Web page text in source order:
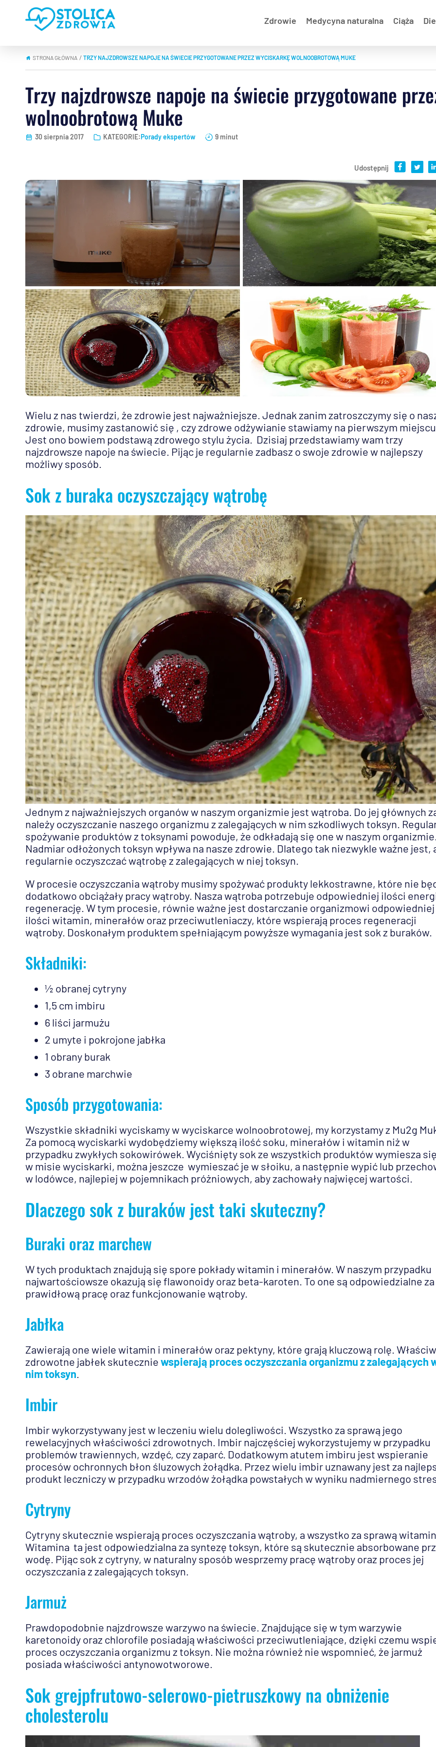
Zdrowie Medycyna naturalna Ciąża
STRONA GŁÓWNA | TRZY NAJZDROWSZE NAPOJE NA ŚWIECIE PRZYGOTOWANE PRZEZ WYCISKARKĘ WOLNOOBROTOWĄ MUKE
Trzy najzdrowsze napoje na świecie przygotowane
wolnoobrotową Muke
30 sierpnia 2017 KATEGORIE:Porady ekspertów 9 minut
Udostępnij
Wielu z nas twierdzi, że zdrowie jest najważniejsze. Jednak zanim zatroszczymy się o
zdrowie, musimy zastanowić się , czy zdrowe odżywianie stawiamy na pierwszym miejscu.
Jest ono bowiem podstawą zdrowego stylu życia. Dzisiaj przedstawiamy wam trzy
najzdrowsze napoje na świecie. Pijąc je regularnie zadbasz o swoje zdrowie w najlepszy
możliwy sposób.
Sok z buraka oczyszczający wątrobę
Jednym z najważniejszych organów w naszym organizmie jest wątroba. Do jej głównych
należy oczyszczanie naszego organizmu z zalegających w nim szkodliwych toksyn.
spożywanie produktów z toksynami powoduje, że odkładają się one w naszym organizmie.
Nadmiar odłożonych toksyn wpływa na nasze zdrowie. Dlatego tak niezwykle ważne jest,
regularnie oczyszczać wątrobę z zalegających w niej toksyn.
W procesie oczyszczania wątroby musimy spożywać produkty lekkostrawne, które nie
dodatkowo obciążały pracy wątroby. Nasza wątroba potrzebuje odpowiedniej ilości
regenerację. W tym procesie, równie ważne jest dostarczanie organizmowi odpowiedniej
ilości witamin, minerałów oraz przeciwutleniaczy, które wspierają proces regeneracji
wątroby. Doskonałym produktem spełniającym powyższe wymagania jest sok z buraków.
Składniki:
½ obranej cytryny
1,5 cm imbiru
6 liści jarmużu
2 umyte i pokrojone jabłka
1 obrany burak
3 obrane marchwie
Sposób przygotowania:
Wszystkie składniki wyciskamy w wyciskarce wolnoobrotowej, my korzystamy z Mu2g
Za pomocą wyciskarki wydobędziemy większą ilość soku, minerałów i witamin niż w
przypadku zwykłych sokowirówek. Wyciśnięty sok ze wszystkich produktów wymiesza
w misie wyciskarki, można jeszcze wymieszać je w słoiku, a następnie wypić lub
w lodówce, najlepiej w pojemnikach próżniowych, aby zachowały najwięcej wartości.
Dlaczego sok z buraków jest taki skuteczny?
Buraki oraz marchew
W tych produktach znajdują się spore pokłady witamin i minerałów. W naszym przypadku
najwartościowsze okazują się flawonoidy oraz beta-karoten. To one są odpowiedzialne za
prawidłową pracę oraz funkcjonowanie wątroby.
Jabłka
Zawierają one wiele witamin i minerałów oraz pektyny, które grają kluczową rolę.
zdrowotne jabłek skuteczniewspierają proces oczyszczania organizmu z zalegających
nim toksyn
Imbir
Imbir wykorzystywany jest w leczeniu wielu dolegliwości. Wszystko za sprawą jego
rewelacyjnych właściwości zdrowotnych. Imbir najczęściej wykorzystujemy w przypadku
problemów trawiennych, wzdęć, czy zaparć. Dodatkowym atutem imbiru jest wspieranie
procesów ochronnych błon śluzowych żołądka. Przez wielu imbir uznawany jest za
produkt leczniczy w przypadku wrzodów żołądka powstałych w wyniku nadmiernego
Cytryny
Cytryny skutecznie wspierają proces oczyszczania wątroby, a wszystko za sprawą
Witamina ta jest odpowiedzialna za syntezę toksyn, które są skutecznie absorbowane
wodę. Pijąc sok z cytryny, w naturalny sposób wesprzemy pracę wątroby oraz proces jej
oczyszczania z zalegających toksyn.
Jarmuż
Prawdopodobnie najzdrowsze warzywo na świecie. Znajdujące się w tym warzywie
karetonoidy oraz chlorofile posiadają właściwości przeciwutleniające, dzięki czemu
proces oczyszczania organizmu z toksyn. Nie można również nie wspomnieć, że jarmuż
posiada właściwości antynowotworowe.
Sok grejpfrutowo-selerowo-pietruszkowy na obniżenie
cholesterolu